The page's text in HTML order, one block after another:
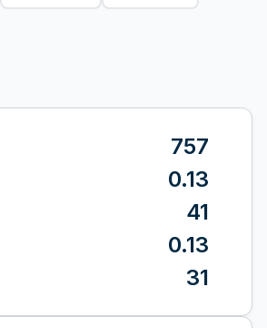
757
0.13
41
0.13
31